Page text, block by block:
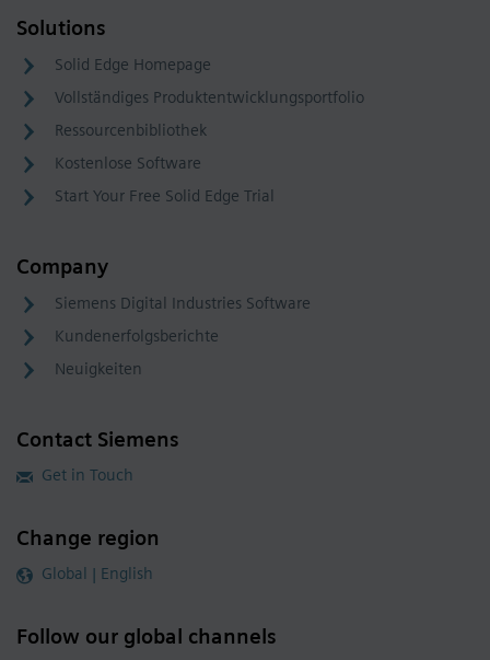
Solutions
Solid Edge Homepage
Vollständiges Produktentwicklungsportfolio
Ressourcenbibliothek
Kostenlose Software
Start Your Free Solid Edge Trial
Company
Siemens Digital Industries Software
Kundenerfolgsberichte
Neuigkeiten
Contact Siemens
Get in Touch
Change region
Global | English
Follow our global channels